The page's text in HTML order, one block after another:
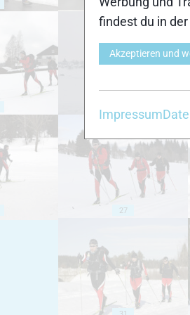
17
27
findest du in der
Akzeptieren und
Impressum